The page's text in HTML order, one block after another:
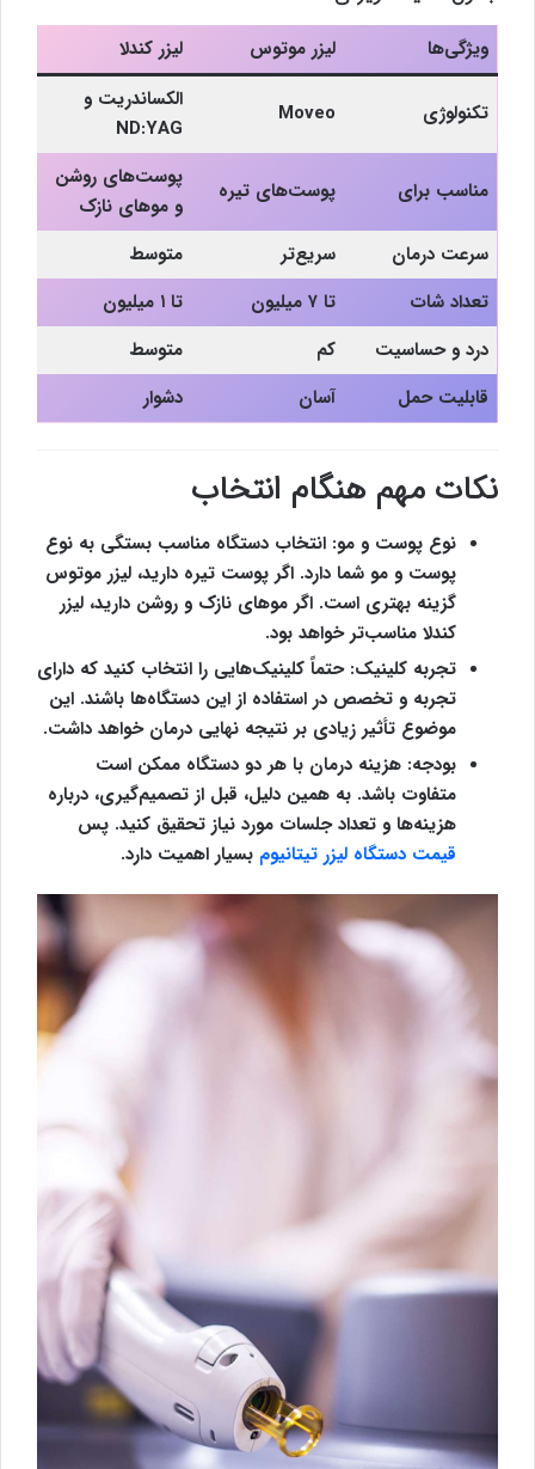
ویژگی‌ها لیزر موتوس لیزر کندلا
تکنولوژی Moveo
الکساندریت و
ND:YAG
مناسب برای پوست‌های تیره
پوست‌های روشن
و موهای نازک
سرعت درمان
سریع‌تر
متوسط
تعداد شات
تا ۷ میلیون
تا ۱ میلیون
درد و حساسیت
کم
متوسط
قابلیت حمل
آسان دشوار
نکات مهم هنگام انتخاب
نوع پوست و مو: انتخاب دستگاه مناسب بستگی به نوع
پوست و مو شما دارد. اگر پوست تیره دارید، لیزر موتوس
گزینه بهتری است. اگر موهای نازک و روشن دارید، لیزر
کندلا مناسب‌تر خواهد بود.
تجربه کلینیک: حتماً کلینیک‌هایی را انتخاب کنید که دارای
تجربه و تخصص در استفاده از این دستگاه‌ها باشند. این
موضوع تأثیر زیادی بر نتیجه نهایی درمان خواهد داشت.
بودجه: هزینه درمان با هر دو دستگاه ممکن است
متفاوت باشد. به همین دلیل، قبل از تصمیم‌گیری، درباره
هزینه‌ها و تعداد جلسات مورد نیاز تحقیق کنید. پس
قیمت دستگاه لیزر تیتانیوم بسیار اهمیت دارد.